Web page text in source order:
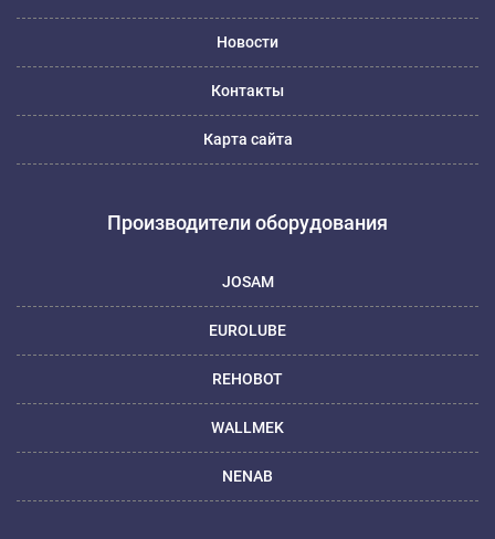
Новости
Контакты
Карта сайта
Производители оборудования
JOSAM
EUROLUBE
REHOBOT
WALLMEK
NENAB